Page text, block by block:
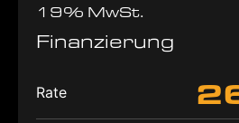
19% MwSt.
Finanzierung
Rate